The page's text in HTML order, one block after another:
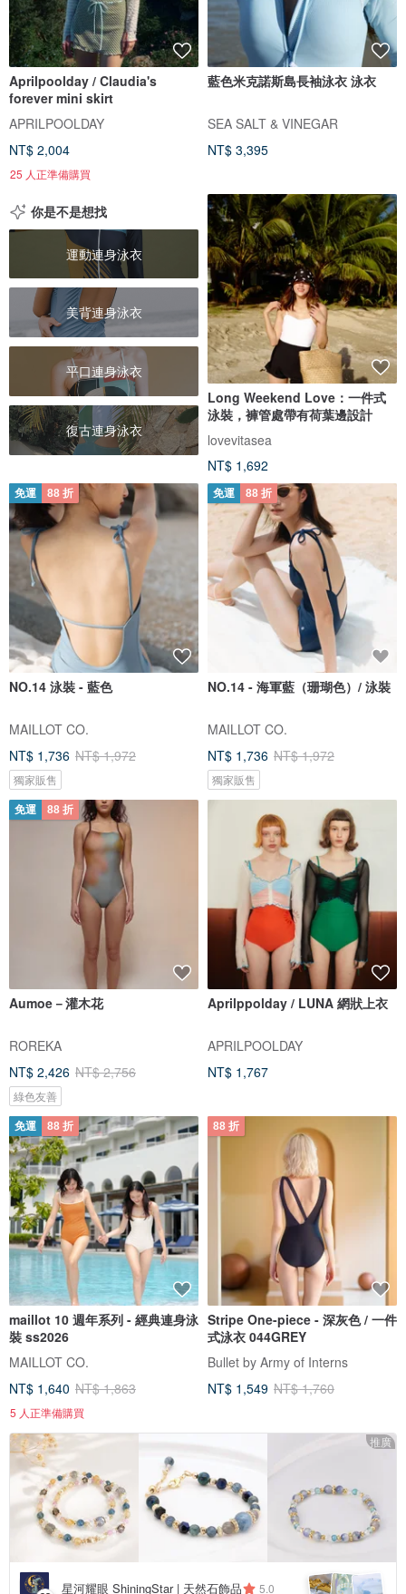
Aprilpoolday / Claudia's
forever mini skirt
APRILPOOLDAY
NT$ 2,004
25 人正準備購買
藍色米克諾斯島長袖泳衣 泳衣
SEA SALT & VINEGAR
NT$ 3,395
你是不是想找
運動連身泳衣
美背連身泳衣
平口連身泳衣
復古連身泳衣
Long Weekend Love：一件式
泳裝，褲管處帶有荷葉邊設計
lovevitasea
NT$ 1,692
免運 88 折
NO.14 泳裝 - 藍色
MAILLOT CO.
NT$ 1,736 NT$ 1,972
獨家販售
免運 88 折
NO.14 - 海軍藍（珊瑚色）/ 泳裝
MAILLOT CO.
NT$ 1,736 NT$ 1,972
獨家販售
免運 88 折
Aumoe－灌木花
ROREKA
NT$ 2,426 NT$ 2,756
綠色友善
Aprilppolday / LUNA 網狀上衣
APRILPOOLDAY
NT$ 1,767
免運 88 折
maillot 10 週年系列 - 經典連身泳
裝 ss2026
MAILLOT CO.
NT$ 1,640 NT$ 1,863
5 人正準備購買
88 折
Stripe One-piece - 深灰色 / 一件
式泳衣 044GREY
Bullet by Army of Interns
NT$ 1,549 NT$ 1,760
推廣
星河耀眼 ShiningStar | 天然石飾品 5.0